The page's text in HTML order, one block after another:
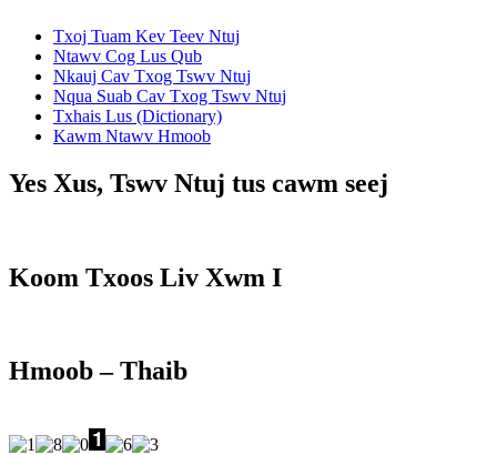
Txoj Tuam Kev Teev Ntuj
Ntawv Cog Lus Qub
Nkauj Cav Txog Tswv Ntuj
Nqua Suab Cav Txog Tswv Ntuj
Txhais Lus (Dictionary)
Kawm Ntawv Hmoob
Yes Xus, Tswv Ntuj tus cawm seej
Koom Txoos Liv Xwm I
Hmoob – Thaib